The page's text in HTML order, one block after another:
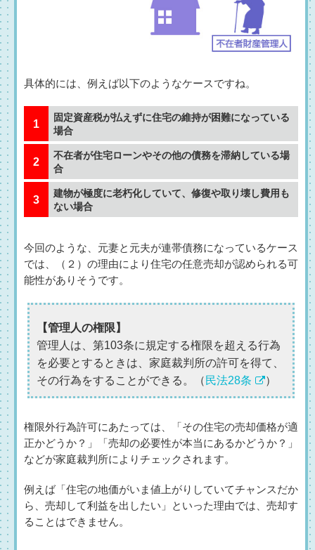
具体的には、例えば以下のようなケースですね。
固定資産税が払えずに住宅の維持が困難になっている
場合
不在者が住宅ローンやその他の債務を滞納している場
合
建物が極度に老朽化していて、修復や取り壊し費用も
ない場合
今回のような、元妻と元夫が連帯債務になっているケース
では、（２）の理由により住宅の任意売却が認められる可
能性がありそうです。
【管理人の権限】
管理人は、第103条に規定する権限を超える行為
を必要とするときは、家庭裁判所の許可を得て、
その行為をすることができる。（ 民法28条 ）
権限外行為許可にあたっては、「その住宅の売却価格が適
正かどうか？」「売却の必要性が本当にあるかどうか？」
などが家庭裁判所によりチェックされます。
例えば「住宅の地価がいま値上がりしていてチャンスだか
ら、売却して利益を出したい」といった理由では、売却す
ることはできません。